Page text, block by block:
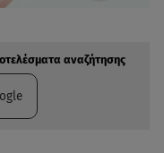
αναζήτησης